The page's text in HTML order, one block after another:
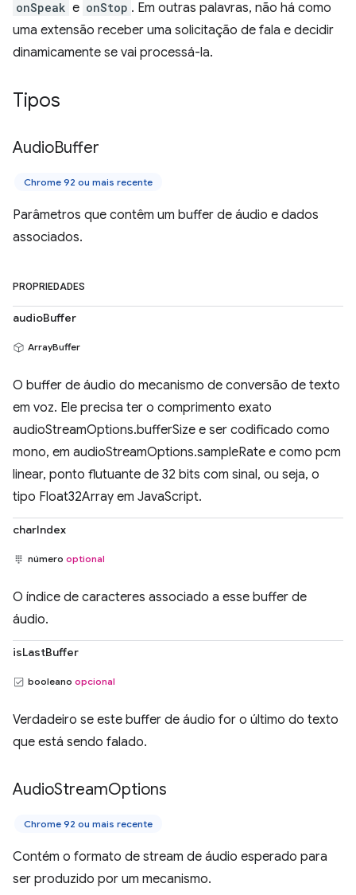
onSpeak e onStop . Em outras palavras, não há como
uma extensão receber uma solicitação de fala e decidir
dinamicamente se vai processá-la.
Tipos
AudioBuffer
Chrome 92 ou mais recente
Parâmetros que contêm um buffer de áudio e dados
associados.
PROPRIEDADES
audioBuffer
ArrayBuffer
O buffer de áudio do mecanismo de conversão de texto
em voz. Ele precisa ter o comprimento exato
audioStreamOptions.bufferSize e ser codificado como
mono, em audioStreamOptions.sampleRate e como pcm
linear, ponto flutuante de 32 bits com sinal, ou seja, o
tipo Float32Array em JavaScript.
charIndex
número optional
O índice de caracteres associado a esse buffer de
áudio.
isLastBuffer
booleano opcional
Verdadeiro se este buffer de áudio for o último do texto
que está sendo falado.
AudioStreamOptions
Chrome 92 ou mais recente
Contém o formato de stream de áudio esperado para
ser produzido por um mecanismo.